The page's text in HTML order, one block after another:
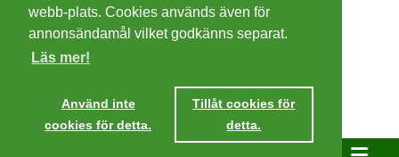
Ta mig dit
Integritetspolicy
Villkor
webb-plats. Cookies används även för
annonsändamål vilket godkänns separat.
Läs mer!
Använd inte
cookies för detta.
Tillåt cookies för
detta.